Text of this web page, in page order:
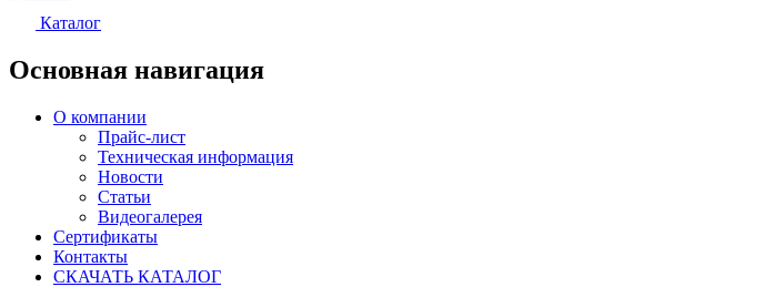
Каталог
Основная навигация
О компании
Прайс-лист
Техническая информация
Новости
Статьи
Видеогалерея
Сертификаты
Контакты
СКАЧАТЬ КАТАЛОГ